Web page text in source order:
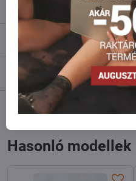
Leírás
Vélemények
Fórum
FacebookTwitterBluesky
Hasonló modellek